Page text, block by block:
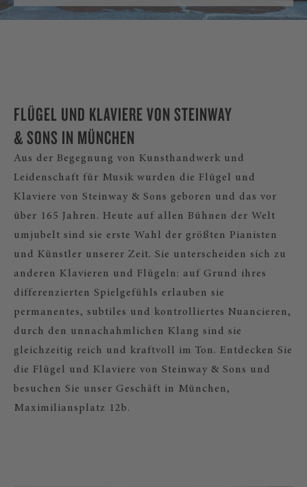
FLÜGEL UND KLAVIERE VON STEINWAY
& SONS IN MÜNCHEN
Aus der Begegnung von Kunsthandwerk und
Leidenschaft für Musik wurden die Flügel und
Klaviere von Steinway & Sons geboren und das vor
über 165 Jahren. Heute auf allen Bühnen der Welt
umjubelt sind sie erste Wahl der größten Pianisten
und Künstler unserer Zeit. Sie unterscheiden sich zu
anderen Klavieren und Flügeln: auf Grund ihres
differenzierten Spielgefühls erlauben sie
permanentes, subtiles und kontrolliertes Nuancieren,
durch den unnachahmlichen Klang sind sie
gleichzeitig reich und kraftvoll im Ton. Entdecken Sie
die Flügel und Klaviere von Steinway & Sons und
besuchen Sie unser Geschäft in München,
Maximiliansplatz 12b.